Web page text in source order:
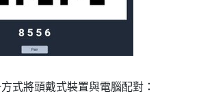
式將頭戴式裝置與電腦配對：